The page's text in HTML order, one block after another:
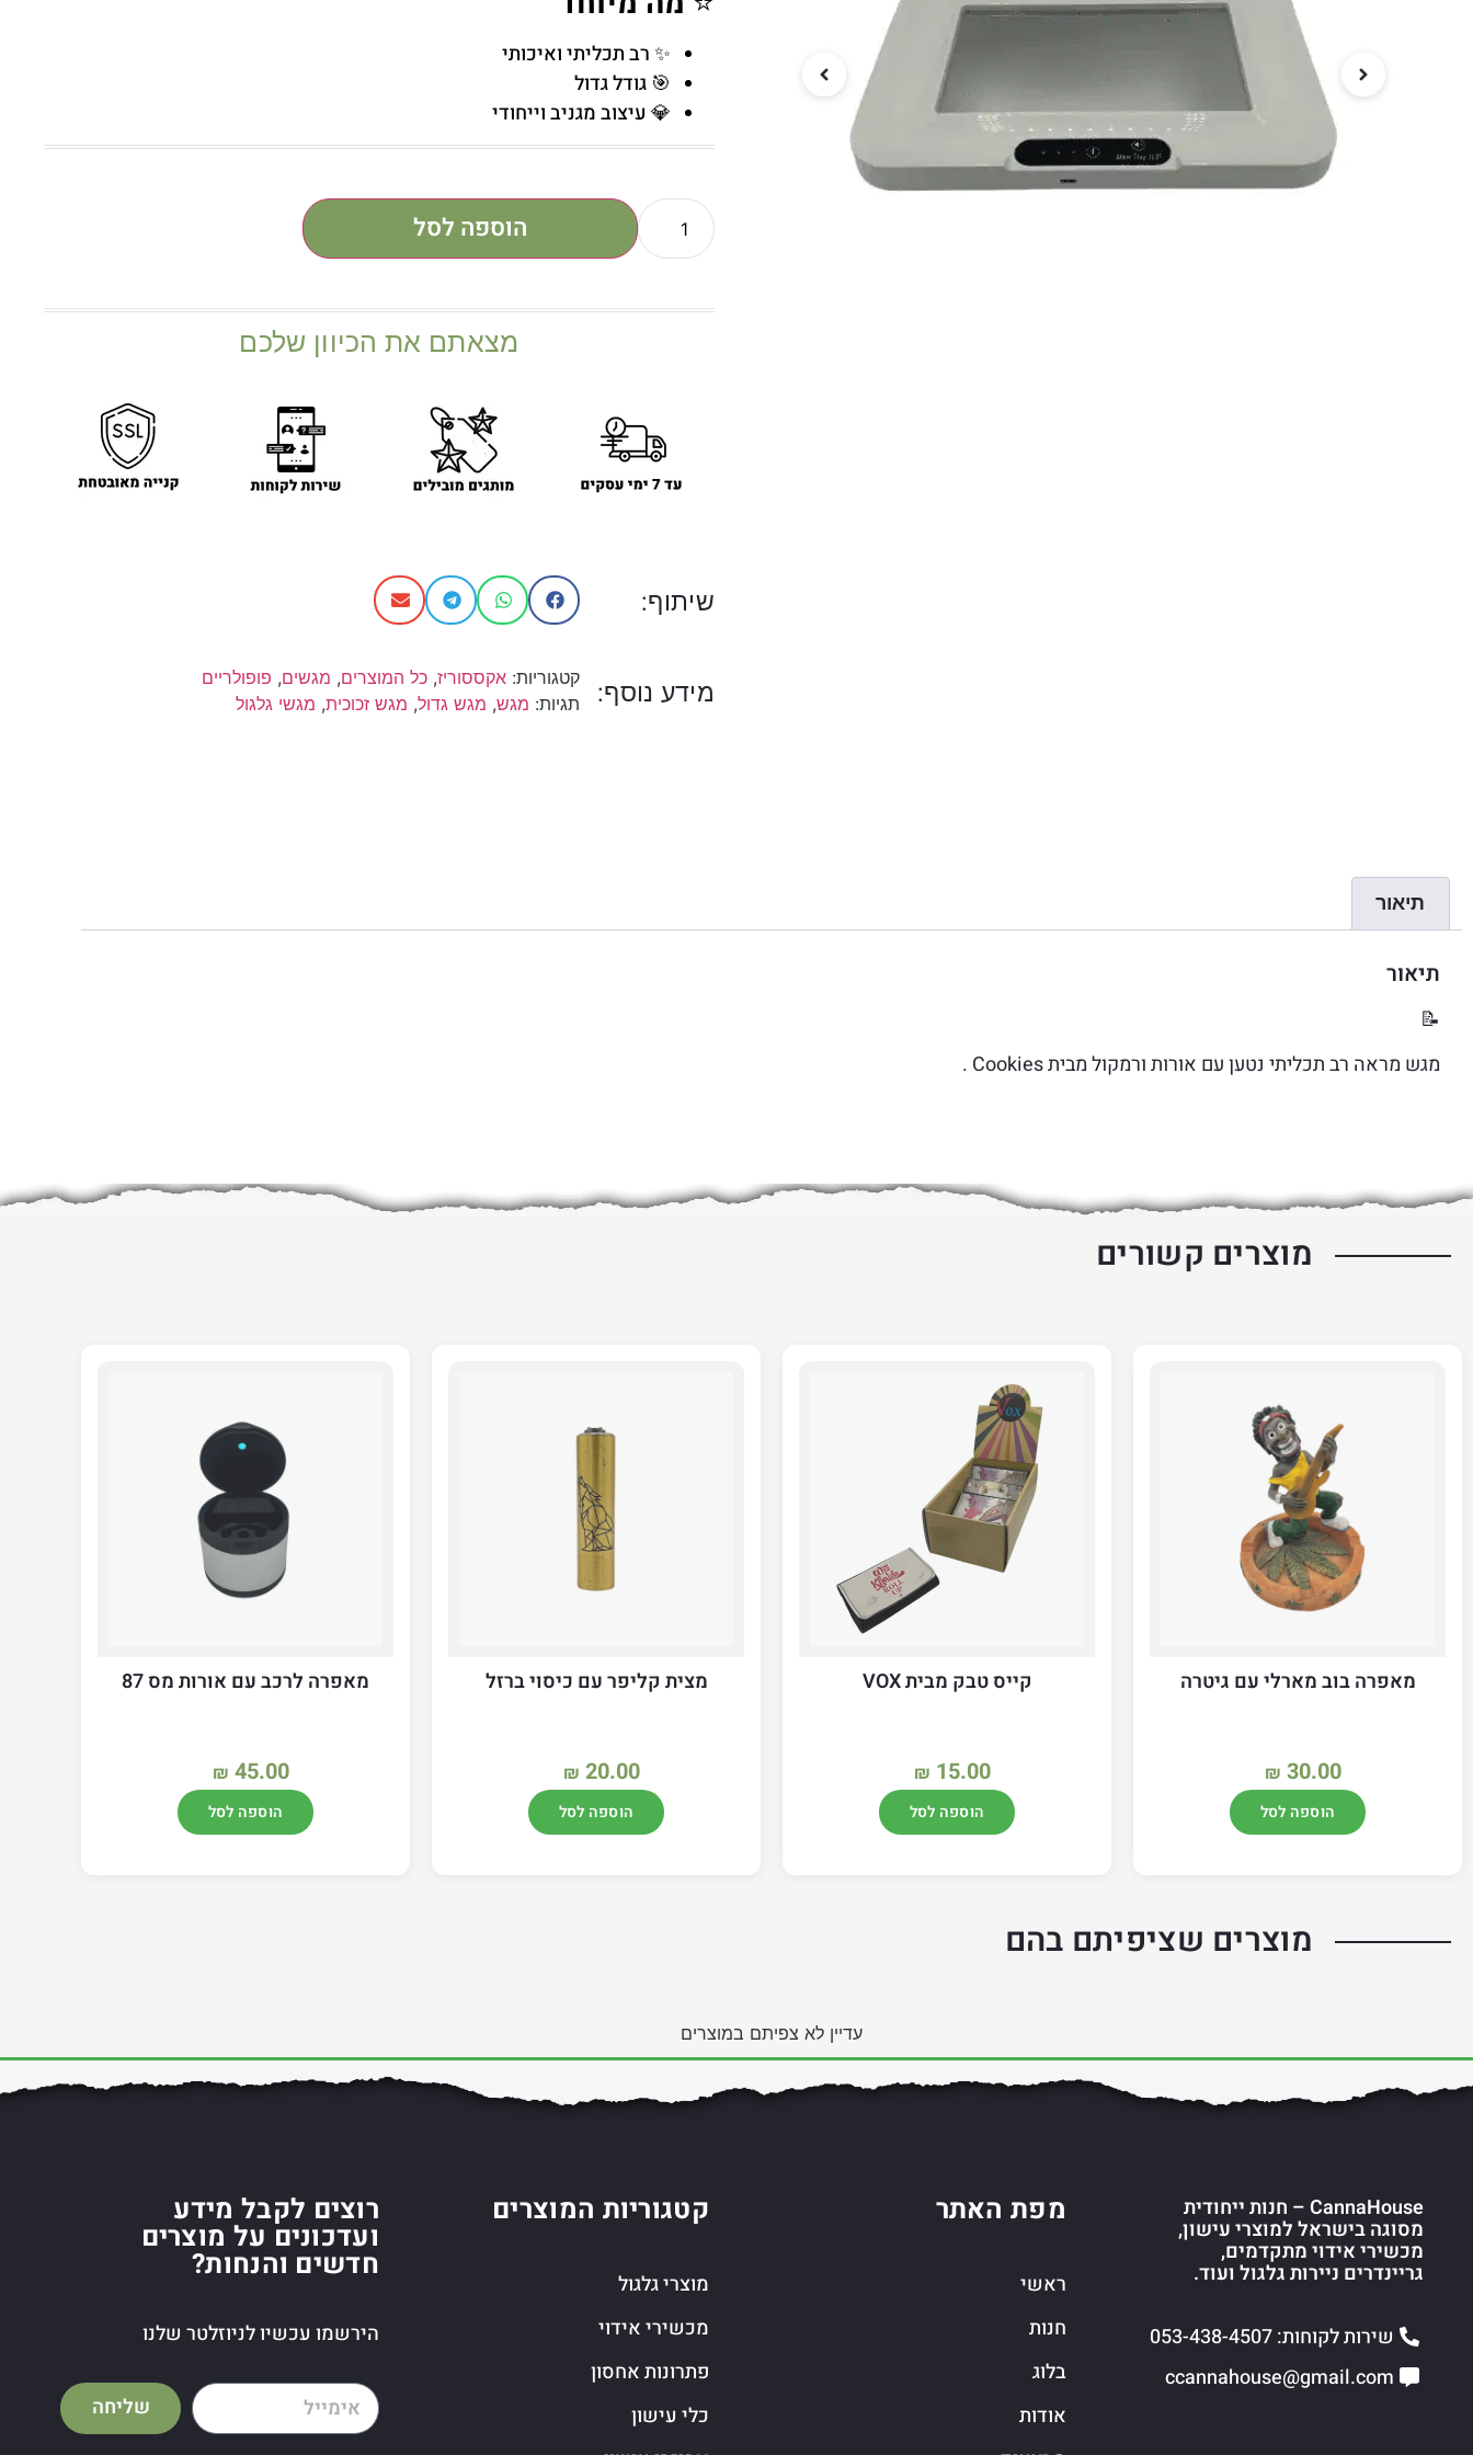
✨ רב תכליתי ואיכותי
🎯 גודל גדול
💎 עיצוב מגניב וייחודי
הוספה לסל
מצאתם את הכיוון שלכם
שיתוף:
מידע נוסף:
קטגוריות: אקססוריז, כל המוצרים, מגשים, פופולריים
תגיות: מגש, מגש גדול, מגש זכוכית, מגשי גלגול
תיאור
תיאור
📝
מגש מראה רב תכליתי נטען עם אורות ורמקול מבית Cookies .
מוצרים קשורים
מאפרה בוב מארלי עם גיטרה
₪ 30.00
הוספה לסל
קייס טבק מבית VOX
₪ 15.00
הוספה לסל
מצית קליפר עם כיסוי ברזל
₪ 20.00
הוספה לסל
מאפרה לרכב עם אורות מס 87
₪ 45.00
הוספה לסל
מוצרים שציפיתם בהם
עדיין לא צפיתם במוצרים
CannaHouse – חנות ייחודית
מסוגה בישראל למוצרי עישון,
מכשירי אידוי מתקדמים,
גריינדרים ניירות גלגול ועוד.
שירות לקוחות: 053-438-4507
ccannahouse@gmail.com
מפת האתר
ראשי
חנות
בלוג
אודות
קטגוריות המוצרים
מוצרי גלגול
מכשירי אידוי
פתרונות אחסון
כלי עישון
רוצים לקבל מידע
ועדכונים על מוצרים
חדשים והנחות?
הירשמו עכשיו לניוזלטר שלנו
שליחה